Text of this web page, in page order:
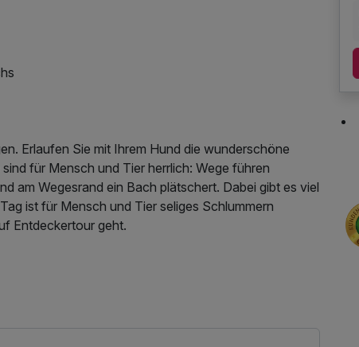
Erlaufen Sie mit Ihrem Hund die wunderschöne
für Mensch und Tier herrlich: Wege führen
am Wegesrand ein Bach plätschert. Dabei gibt es viel
und Tier seliges Schlummern
Entdeckertour geht.
des Wellnessbereichs, W-LAN Nutzung /